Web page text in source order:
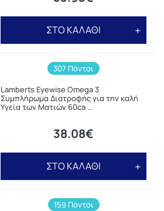
ΣΤΟ ΚΑΛΑΘΙ
307 Πόντοι
Lamberts Eyewise Omega 3
Συμπλήρωμα Διατροφής για την καλή
Υγεία των Ματιών 60ca …
38.08€
ΣΤΟ ΚΑΛΑΘΙ
159 Πόντοι